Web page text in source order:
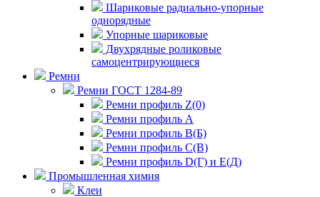
Шариковые радиально-упорные
однорядные
Упорные шариковые
Двухрядные роликовые
самоцентрирующиеся
Ремни
Ремни ГОСТ 1284-89
Ремни профиль Z(0)
Ремни профиль А
Ремни профиль В(Б)
Ремни профиль С(В)
Ремни профиль D(Г) и E(Д)
Промышленная химия
Клеи